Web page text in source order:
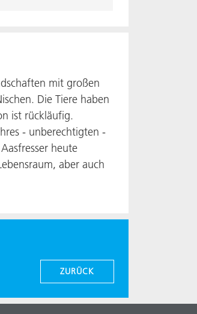
mit großen
Die Tiere haben
ist rückläufig.
- unberechtigten -
heute
aber auch
ZURÜCK